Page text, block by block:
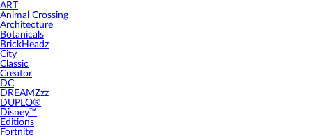
ART
Animal Crossing
Architecture
Botanicals
BrickHeadz
City
Classic
Creator
DC
DREAMZzz
DUPLO®
Disney™
Editions
Fortnite